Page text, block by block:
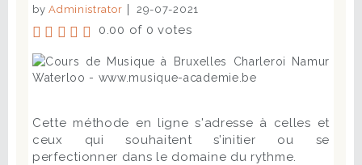
byAdministrator 29-07-2021
0.00 of 0 votes
Cette méthode en ligne s'adresse à celles et
ceux qui souhaitent s’initier ou se
perfectionner dans le domaine du rythme.